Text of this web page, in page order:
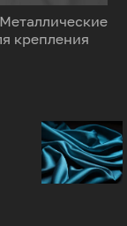
крепления